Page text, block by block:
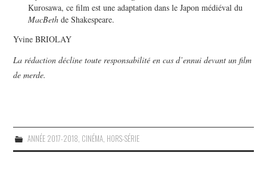
Kurosawa, ce film est une adaptation dans le Japon médiéval du
MacBeth de Shakespeare.
Yvine BRIOLAY
La rédaction décline toute responsabilité en cas d’ennui devant un film
de merde.
ANNÉE 2017-2018, CINÉMA, HORS-SÉRIE